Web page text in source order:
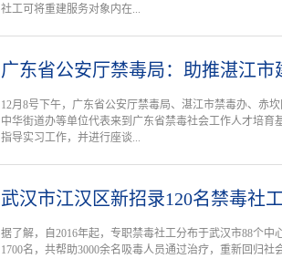
社工可将重建服务对象内在...
广东省公安厅禁毒局：助推湛江市
12月8号下午，广东省公安厅禁毒局、湛江市禁毒办、赤
中华街道办等单位代表来到广东省禁毒社会工作人才培育
指导实习工作，并进行座谈...
武汉市江汉区新招录120名禁毒社
据了解，自2016年起，专职禁毒社工分布于武汉市88个
1700名，共帮助3000余名吸毒人员通过治疗，重新回归社